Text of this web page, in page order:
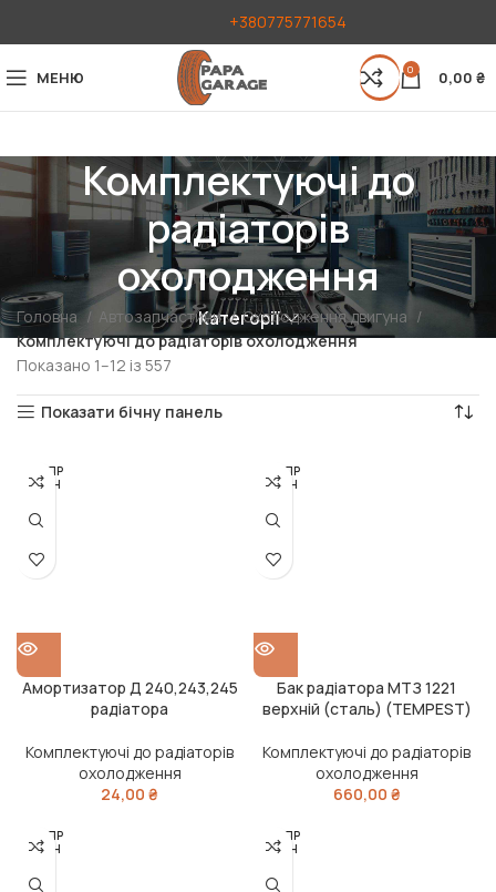
+380775771654
МЕНЮ 0 0,00 ₴
Комплектуючі до
радіаторів
охолодження
Категорії
Головна Автозапчастини
Охолодження двигуна
Комплектуючі до радіаторів охолодження
Показано 1–12 із 557
Показати бічну панель
РОЗПР
ОДАН
Амортизатор Д 240,243,245
радіатора
Комплектуючі до радіаторів
охолодження
24,00 ₴
РОЗПР
ОДАН
Бак радіатора МТЗ 1221
верхній (сталь) (TEMPEST)
Комплектуючі до радіаторів
охолодження
660,00 ₴
РОЗПР
ОДАН
РОЗПР
ОДАН